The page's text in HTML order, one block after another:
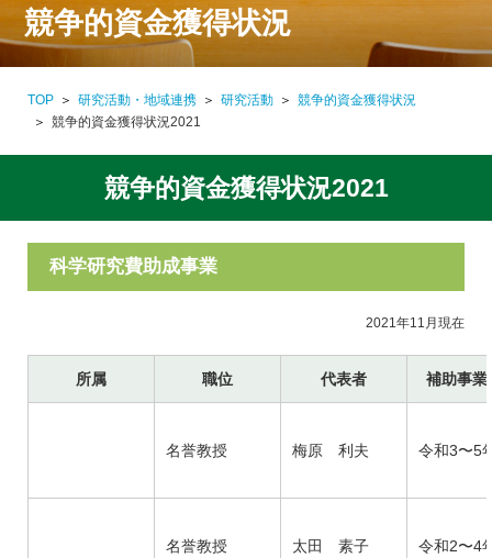
競争的資金獲得状況
TOP 研究活動・地域連携 研究活動
競争的資金獲得状況
競争的資金獲得状況2021
競争的資金獲得状況2021
科学研究費助成事業
2021年11月現在
所属 職位 代表者 補助事業
名誉教授 梅原 利夫 令和3〜5
名誉教授 太田 素子 令和2〜4